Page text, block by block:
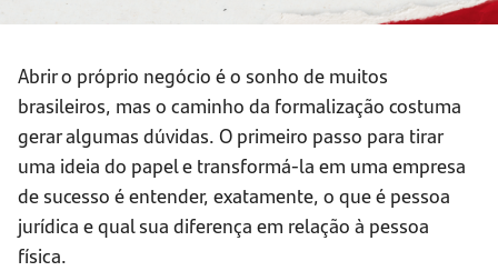
Abrir o próprio negócio é o sonho de muitos
brasileiros, mas o caminho da formalização costuma
gerar algumas dúvidas. O primeiro passo para tirar
uma ideia do papel e transformá-la em uma empresa
de sucesso é entender, exatamente, o que é pessoa
jurídica e qual sua diferença em relação à pessoa
física.